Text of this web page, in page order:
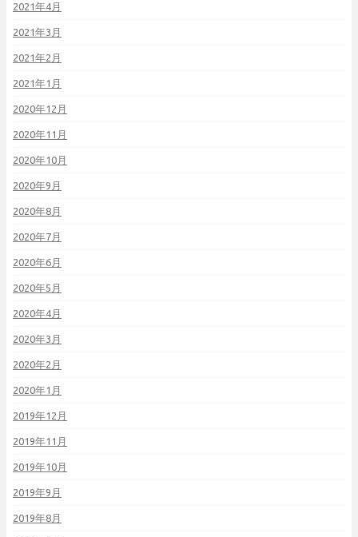
2021年4月
2021年3月
2021年2月
2021年1月
2020年12月
2020年11月
2020年10月
2020年9月
2020年8月
2020年7月
2020年6月
2020年5月
2020年4月
2020年3月
2020年2月
2020年1月
2019年12月
2019年11月
2019年10月
2019年9月
2019年8月